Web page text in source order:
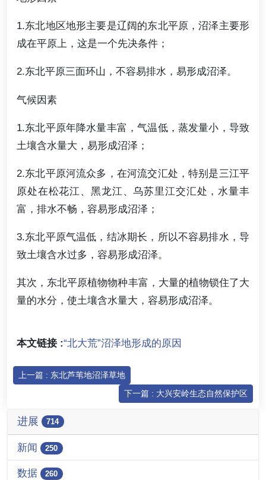
1.东北地区地形主要是辽阔的东北平原，沼泽主要形
成在平原上，这是一个先决条件；
2.东北平原三面环山，不容易排水，易形成沼泽。
气候因素
1.东北平原年降水量丰富，气温低，蒸发量小，导致
土壤含水量大，易形成沼泽；
2.东北平原河流众多，在河流交汇处，特别是三江平
原处在松花江、黑龙江、乌苏里江交汇处，水量丰
富，排水不畅，容易形成沼泽；
3.东北平原气温低，结冰期长，所以不容易排水，导
致土壤含水过多，容易形成沼泽。
其次，东北平原植物物种丰富，大量的植物锁住了大
量的水分，使土壤含水量大，容易形成沼泽。
本文链接 :“北大荒”沼泽地形成的原因
上一篇 : 东北芦苇地沼泽草地
下一篇 : 大兴安岭生态自然保护区
进展 714
新闻 250
数据 260